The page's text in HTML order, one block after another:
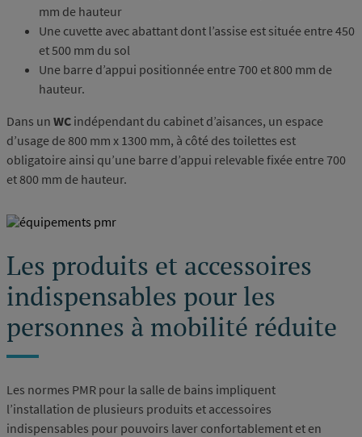
mm de hauteur
Une cuvette avec abattant dont l’assise est située entre 450
et 500 mm du sol
Une barre d’appui positionnée entre 700 et 800 mm de
hauteur.
Dans un WC indépendant du cabinet d’aisances, un espace
d’usage de 800 mm x 1300 mm, à côté des toilettes est
obligatoire ainsi qu’une barre d’appui relevable fixée entre 700
et 800 mm de hauteur.
Les produits et accessoires
indispensables pour les
personnes à mobilité réduite
Les normes PMR pour la salle de bains impliquent
l’installation de plusieurs produits et accessoires
indispensables pour pouvoirs laver confortablement et en